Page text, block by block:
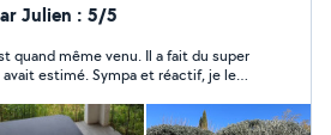
que j'entreprends La satisfaction
priorité !
Julien : 5/5
quand même venu. Il a fait du super
estimé. Sympa et réactif, je le